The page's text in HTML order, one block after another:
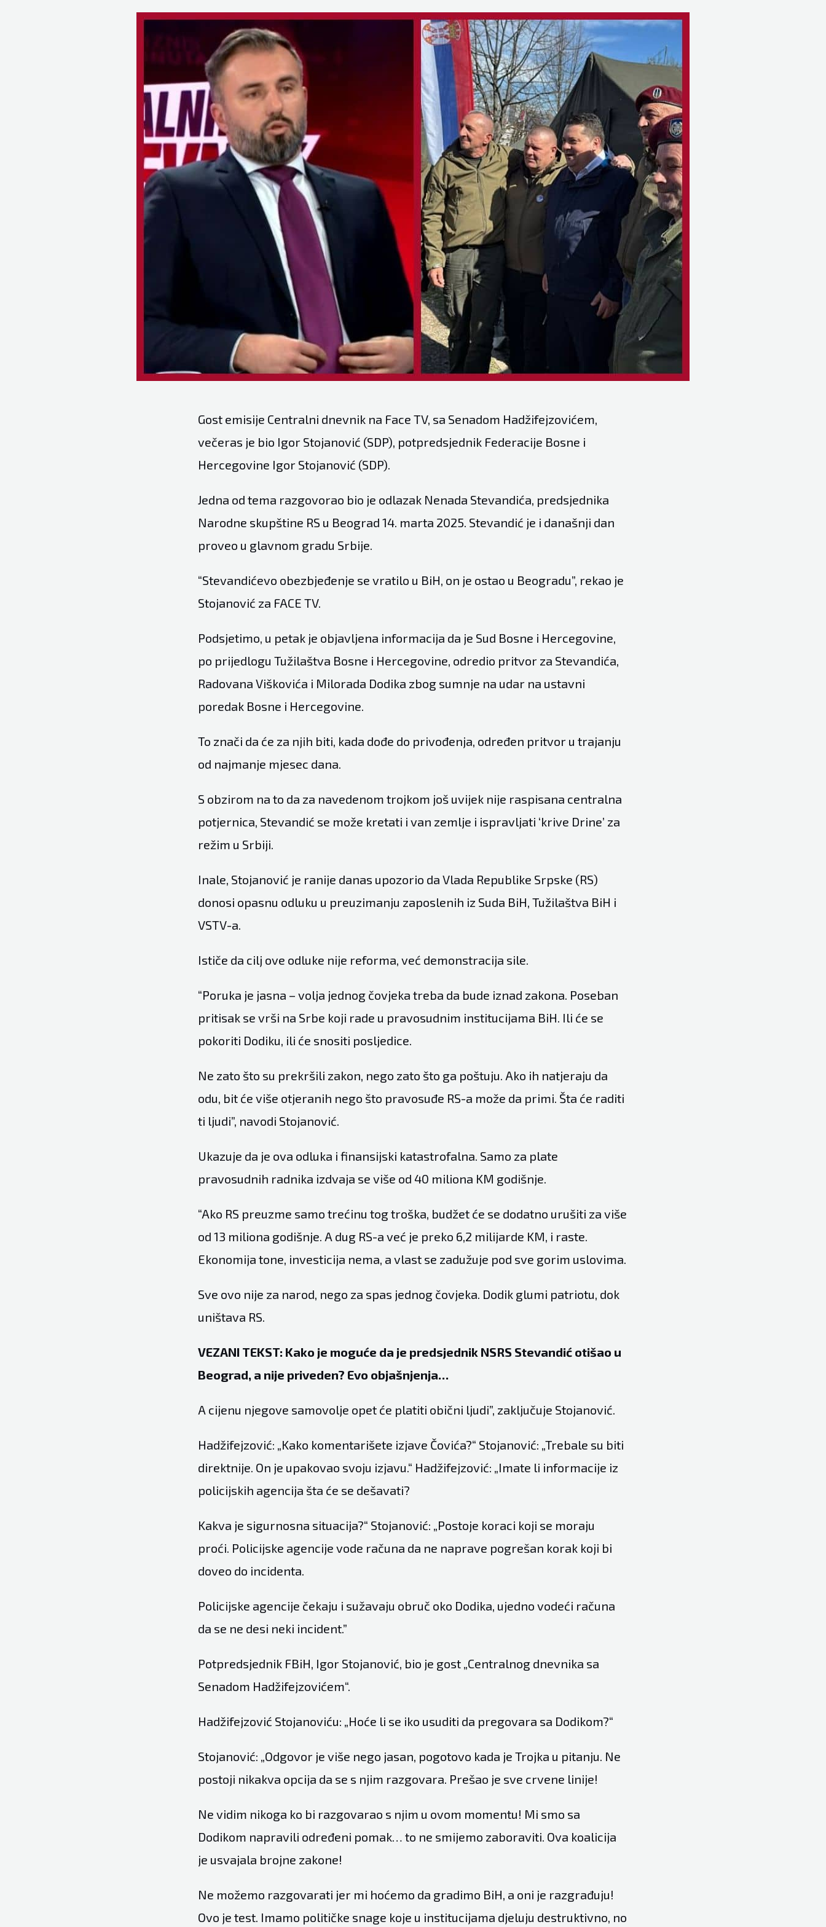
Gost emisije Centralni dnevnik na Face TV, sa Senadom Hadžifejzovićem,
večeras je bio Igor Stojanović (SDP), potpredsjednik Federacije Bosne i
Hercegovine Igor Stojanović (SDP).
Jedna od tema razgovorao bio je odlazak Nenada Stevandića, predsjednika
Narodne skupštine RS u Beograd 14. marta 2025. Stevandić je i današnji dan
proveo u glavnom gradu Srbije.
“Stevandićevo obezbjeđenje se vratilo u BiH, on je ostao u Beogradu”, rekao je
Stojanović za FACE TV.
Podsjetimo, u petak je objavljena informacija da je Sud Bosne i Hercegovine,
po prijedlogu Tužilaštva Bosne i Hercegovine, odredio pritvor za Stevandića,
Radovana Viškovića i Milorada Dodika zbog sumnje na udar na ustavni
poredak Bosne i Hercegovine.
To znači da će za njih biti, kada dođe do privođenja, određen pritvor u trajanju
od najmanje mjesec dana.
S obzirom na to da za navedenom trojkom još uvijek nije raspisana centralna
potjernica, Stevandić se može kretati i van zemlje i ispravljati ‘krive Drine’ za
režim u Srbiji.
Inale, Stojanović je ranije danas upozorio da Vlada Republike Srpske (RS)
donosi opasnu odluku u preuzimanju zaposlenih iz Suda BiH, Tužilaštva BiH i
VSTV-a.
Ističe da cilj ove odluke nije reforma, već demonstracija sile.
“Poruka je jasna – volja jednog čovjeka treba da bude iznad zakona. Poseban
pritisak se vrši na Srbe koji rade u pravosudnim institucijama BiH. Ili će se
pokoriti Dodiku, ili će snositi posljedice.
Ne zato što su prekršili zakon, nego zato što ga poštuju. Ako ih natjeraju da
odu, bit će više otjeranih nego što pravosuđe RS-a može da primi. Šta će raditi
ti ljudi”, navodi Stojanović.
Ukazuje da je ova odluka i finansijski katastrofalna. Samo za plate
pravosudnih radnika izdvaja se više od 40 miliona KM godišnje.
“Ako RS preuzme samo trećinu tog troška, budžet će se dodatno urušiti za više
od 13 miliona godišnje. A dug RS-a već je preko 6,2 milijarde KM, i raste.
Ekonomija tone, investicija nema, a vlast se zadužuje pod sve gorim uslovima.
Sve ovo nije za narod, nego za spas jednog čovjeka. Dodik glumi patriotu, dok
uništava RS.
VEZANI TEKST: Kako je moguće da je predsjednik NSRS Stevandić otišao u
Beograd, a nije priveden? Evo objašnjenja…
A cijenu njegove samovolje opet će platiti obični ljudi”, zaključuje Stojanović.
Hadžifejzović: „Kako komentarišete izjave Čovića?“ Stojanović: „Trebale su biti
direktnije. On je upakovao svoju izjavu.“ Hadžifejzović: „Imate li informacije iz
policijskih agencija šta će se dešavati?
Kakva je sigurnosna situacija?“ Stojanović: „Postoje koraci koji se moraju
proći. Policijske agencije vode računa da ne naprave pogrešan korak koji bi
doveo do incidenta.
Policijske agencije čekaju i sužavaju obruč oko Dodika, ujedno vodeći računa
da se ne desi neki incident.”
Potpredsjednik FBiH, Igor Stojanović, bio je gost „Centralnog dnevnika sa
Senadom Hadžifejzovićem“.
Hadžifejzović Stojanoviću: „Hoće li se iko usuditi da pregovara sa Dodikom?“
Stojanović: „Odgovor je više nego jasan, pogotovo kada je Trojka u pitanju. Ne
postoji nikakva opcija da se s njim razgovara. Prešao je sve crvene linije!
Ne vidim nikoga ko bi razgovarao s njim u ovom momentu! Mi smo sa
Dodikom napravili određeni pomak… to ne smijemo zaboraviti. Ova koalicija
je usvajala brojne zakone!
Ne možemo razgovarati jer mi hoćemo da gradimo BiH, a oni je razgrađuju!
Ovo je test. Imamo političke snage koje u institucijama djeluju destruktivno, no